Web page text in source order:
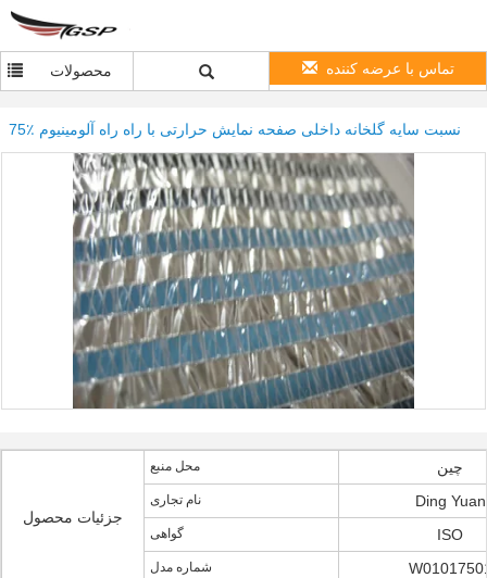
محصولات تماس با عرضه کننده
75٪ نسبت سایه گلخانه داخلی صفحه نمایش حرارتی با راه راه آلومینیوم
جزئیات محصول
محل منبع چین
نام تجاری Ding Yuan
گواهی ISO
شماره مدل